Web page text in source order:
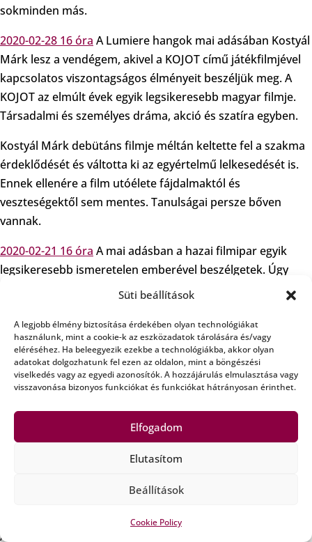
Süti beállítások
A legjobb élmény biztosítása érdekében olyan technológiákat
használunk, mint a cookie-k az eszközadatok tárolására és/vagy
eléréséhez. Ha beleegyezik ezekbe a technológiákba, akkor olyan
adatokat dolgozhatunk fel ezen az oldalon, mint a böngészési
viselkedés vagy az egyedi azonosítók. A hozzájárulás elmulasztása vagy
visszavonása bizonyos funkciókat és funkciókat hátrányosan érinthet.
Elfogadom
Elutasítom
Beállítások
Cookie Policy
sokminden más.
2020-02-28 16 óra A Lumiere hangok mai adásában Kostyál
Márk lesz a vendégem, akivel a KOJOT című játékfilmjével
kapcsolatos viszontagságos élményeit beszéljük meg. A
KOJOT az elmúlt évek egyik legsikeresebb magyar filmje.
Társadalmi és személyes dráma, akció és szatíra egyben.
Kostyál Márk debütáns filmje méltán keltette fel a szakma
érdeklődését és váltotta ki az egyértelmű lelkesedését is.
Ennek ellenére a film utóélete fájdalmaktól és
veszteségektől sem mentes. Tanulságai persze bőven
vannak.
2020-02-21 16 óra A mai adásban a hazai filmipar egyik
legsikeresebb ismeretelen emberével beszélgetek. Úgy
hívják: Aszalós Botond, a foglalkozása: kamera operatőr
Válogatás azokból a filmekből, amikben dolgozott:
Robin Hood
Holdhercegnő
The Rite – Anthony Hopkins
In the Land of Blood and Honey – Angelina Jolie
Die Hard – Bruce Willis
Atomic Blonde – Charlize Theron